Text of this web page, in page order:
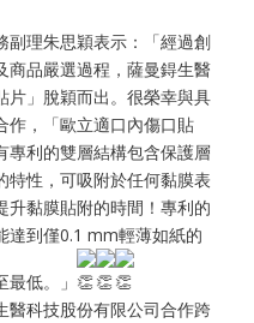
副理朱思穎表示：「經過創
商品嚴選過程，薩曼鍀生醫
片」脫穎而出。很榮幸與具
作，「歐立適口內傷口貼
專利的雙層結構包含保護層
特性，可吸附於任何黏膜表
升黏膜貼附的時間！專利的
達到僅0.1 mm輕薄如紙的
低。」
醫科技股份有限公司合作跨